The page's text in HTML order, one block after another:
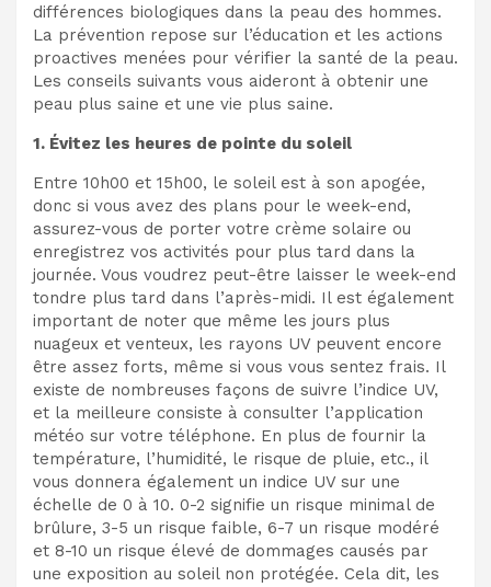
différences biologiques dans la peau des hommes.
La prévention repose sur l’éducation et les actions
proactives menées pour vérifier la santé de la peau.
Les conseils suivants vous aideront à obtenir une
peau plus saine et une vie plus saine.
1. Évitez les heures de pointe du soleil
Entre 10h00 et 15h00, le soleil est à son apogée,
donc si vous avez des plans pour le week-end,
assurez-vous de porter votre crème solaire ou
enregistrez vos activités pour plus tard dans la
journée. Vous voudrez peut-être laisser le week-end
tondre plus tard dans l’après-midi. Il est également
important de noter que même les jours plus
nuageux et venteux, les rayons UV peuvent encore
être assez forts, même si vous vous sentez frais. Il
existe de nombreuses façons de suivre l’indice UV,
et la meilleure consiste à consulter l’application
météo sur votre téléphone. En plus de fournir la
température, l’humidité, le risque de pluie, etc., il
vous donnera également un indice UV sur une
échelle de 0 à 10. 0-2 signifie un risque minimal de
brûlure, 3-5 un risque faible, 6-7 un risque modéré
et 8-10 un risque élevé de dommages causés par
une exposition au soleil non protégée. Cela dit, les